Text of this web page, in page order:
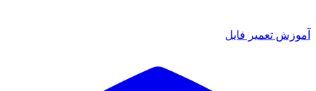
آموزش تعمیر فایل